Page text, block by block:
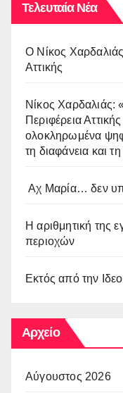
Τελευταία Νέα
O Νίκος
Αττικής
Νίκος
Περιφέρεια
ολοκληρωμένα
τη διαφάνεια και
Αχ Μαρία… δεν
Η αριθμητική της
περιοχών
Εκτός από την
Αρχείο
Αύγουστος 2026